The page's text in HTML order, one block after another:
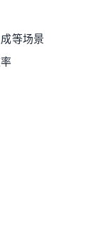
等场景